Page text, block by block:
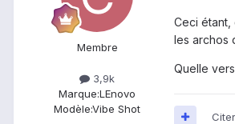
Membre
3,9k
Marque:LEnovo
Modèle:Vibe Shot
Ceci
les archos
Quelle
Citer